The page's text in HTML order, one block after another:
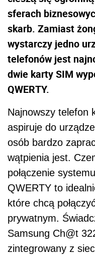
sferach
skarb. Zamiast
wystarczy jedno
telefonów jest
dwie karty SIM
QWERTY.
Najnowszy telefon
aspiruje do
osób bardzo
wątpienia jest.
połączenie
QWERTY to
które chcą
prywatnym.
Samsung Ch@t
zintegrowany z